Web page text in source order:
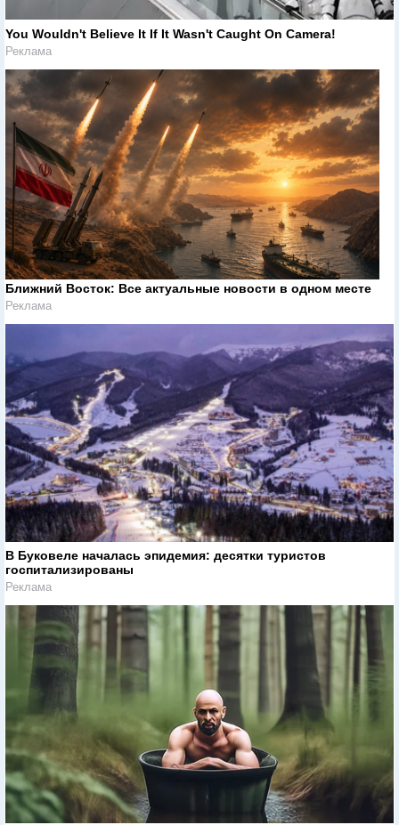
You Wouldn't Believe It If It Wasn't Caught On Camera!
Реклама
Ближний Восток: Все актуальные новости в одном месте
Реклама
В Буковеле началась эпидемия: десятки туристов
госпитализированы
Реклама